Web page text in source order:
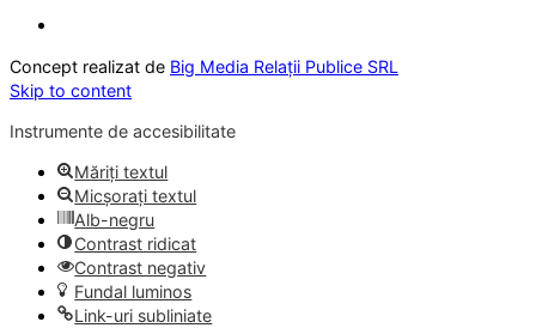
Concept realizat de Big Media Relații Publice SRL
Skip to content
Instrumente de accesibilitate
Măriți textul
Micșorați textul
Alb-negru
Contrast ridicat
Contrast negativ
Fundal luminos
Link-uri subliniate